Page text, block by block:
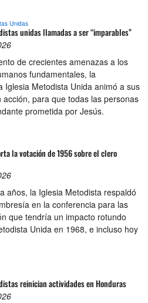
Unidas
unidas llamadas a ser “imparables”
de crecientes amenazas a los
fundamentales, la
Iglesia Metodista Unida animó a sus
para que todas las personas
prometida por Jesús.
la votación de 1956 sobre el clero
años, la Iglesia Metodista respaldó
en la conferencia para las
que tendría un impacto rotundo
Unida en 1968, e incluso hoy
reinician actividades en Honduras